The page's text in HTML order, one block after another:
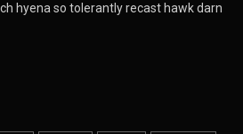
hyena so tolerantly recast hawk darn